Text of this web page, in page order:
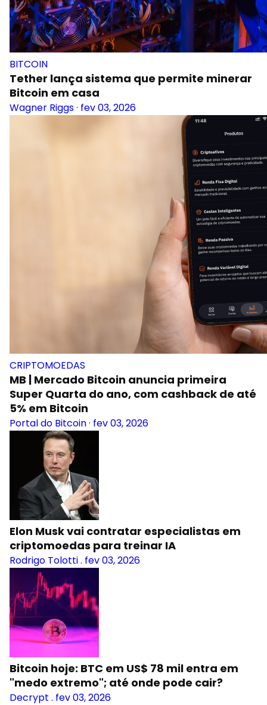
BITCOIN
Tether lança sistema que permite minerar
Bitcoin em casa
Wagner Riggs· fev 03, 2026
CRIPTOMOEDAS
MB | Mercado Bitcoin anuncia primeira
Super Quarta do ano, com cashback de até
5% em Bitcoin
Portal do Bitcoin· fev 03, 2026
Elon Musk vai contratar especialistas em
criptomoedas para treinar IA
Rodrigo Tolotti. fev 03, 2026
Bitcoin hoje: BTC em US$ 78 mil entra em
"medo extremo"; até onde pode cair?
Decrypt . fev 03, 2026